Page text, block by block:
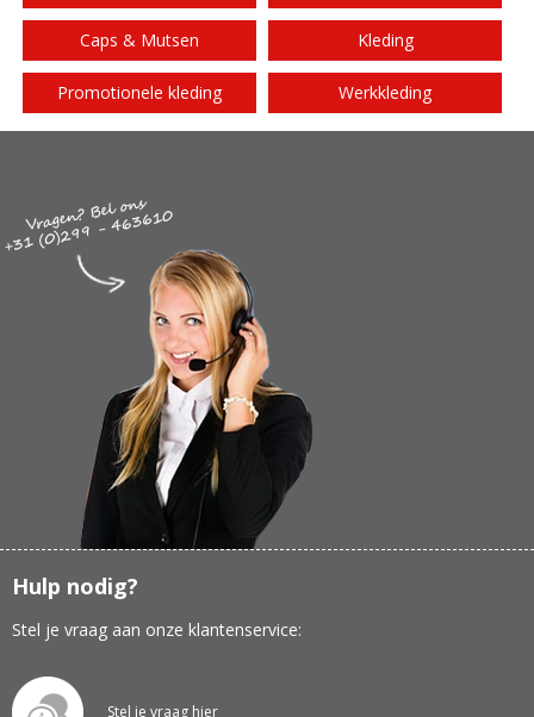
Caps & Mutsen Kleding
Promotionele kleding Werkkleding
Hulp nodig?
Stel je vraag aan onze klantenservice:
Stel je vraag hier